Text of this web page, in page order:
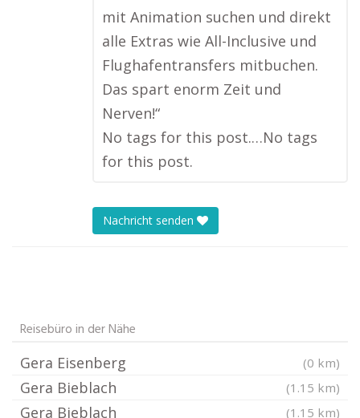
mit Animation suchen und direkt
alle Extras wie All-Inclusive und
Flughafentransfers mitbuchen.
Das spart enorm Zeit und
Nerven!“
No tags for this post.…No tags
for this post.
Nachricht senden
Reisebüro in der Nähe
Gera Eisenberg (0 km)
Gera Bieblach (1.15 km)
Gera Bieblach (1.15 km)